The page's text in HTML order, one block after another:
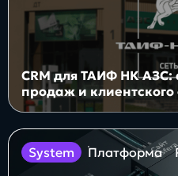
Контакты
8 800 505 34 99
info@direkt.ink
CRM для ТАИФ НК АЗС:
продаж и клиентского
system Платформа